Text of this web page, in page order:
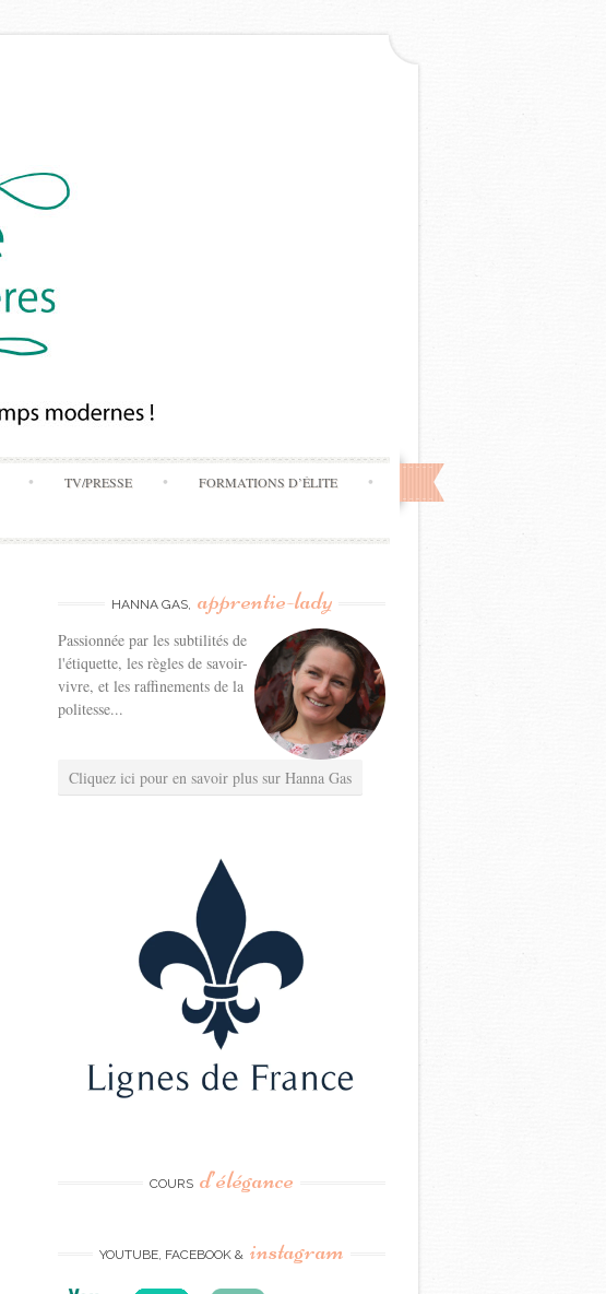
TV/PRESSE FORMATIONS D’ÉLITE
HANNA GAS, apprentie-lady
Passionnée par les subtilités de
l'étiquette, les règles de savoir-
vivre, et les raffinements de la
politesse...
Cliquez ici pour en savoir plus sur Hanna Gas
COURS d’élégance
YOUTUBE, FACEBOOK & instagram